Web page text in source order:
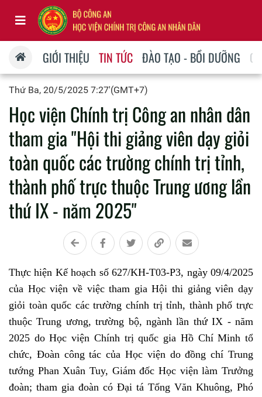
GIỚI THIỆU TIN TỨC ĐÀO TẠO - BỒI DƯỠNG
Thứ Ba, 20/5/2025 7:27'(GMT+7)
Học viện Chính trị Công an nhân dân
tham gia "Hội thi giảng viên dạy giỏi
toàn quốc các trường chính trị tỉnh,
thành phố trực thuộc Trung ương lần
thứ IX - năm 2025"
Thực hiện Kế hoạch số 627/KH-T03-P3, ngày 09/4/2025
của Học viện về việc tham gia Hội thi giảng viên dạy
giỏi toàn quốc các trường chính trị tỉnh, thành phố trực
thuộc Trung ương, trường bộ, ngành lần thứ IX - năm
2025 do Học viện Chính trị quốc gia Hồ Chí Minh tổ
chức, Đoàn công tác của Học viện do đồng chí Trung
tướng Phan Xuân Tuy, Giám đốc Học viện làm Trưởng
đoàn; tham gia đoàn có Đại tá Tống Văn Khuông, Phó